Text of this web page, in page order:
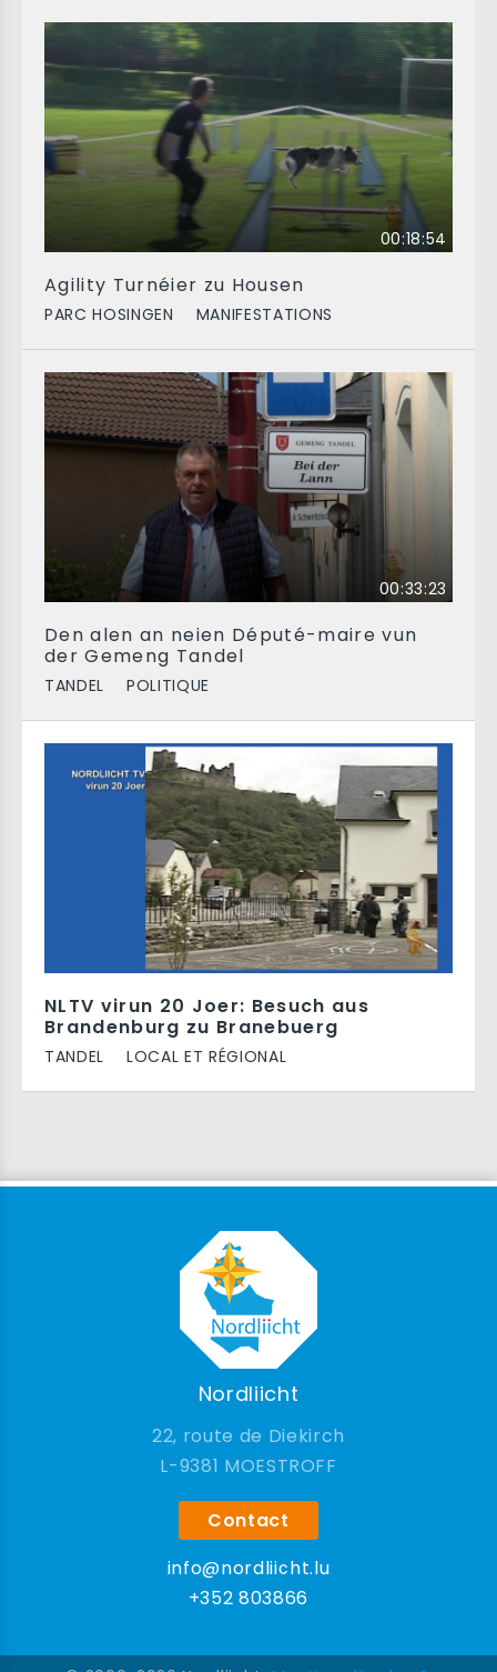
00:18:54
Agility Turnéier zu Housen
PARC HOSINGEN MANIFESTATIONS
00:33:23
Den alen an neien Député-maire vun
der Gemeng Tandel
TANDEL POLITIQUE
NLTV virun 20 Joer: Besuch aus
Brandenburg zu Branebuerg
TANDEL LOCAL ET RÉGIONAL
Nordliicht
22, route de Diekirch
9381 MOESTROFF
Contact
info@nordliicht.lu
+352 803866